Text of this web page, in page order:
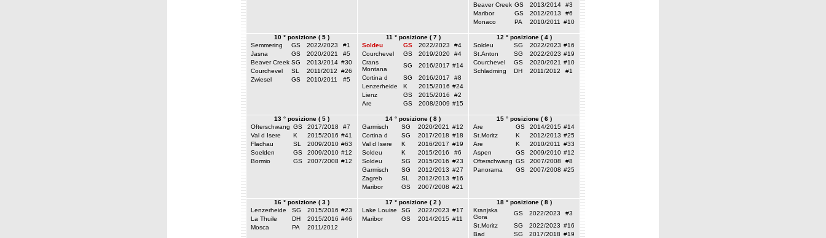
Beaver Creek GS 2013/2014
#3
Maribor
GS 2012/2013
#6
Monaco
PA 2010/2011 #10
10 ° posizione ( 5 )
Semmering
GS 2022/2023
#1
Jasna
GS 2020/2021
#5
Beaver Creek SG 2013/2014 #30
Courchevel
SL 2011/2012
#26
Zwiesel
GS 2010/2011 #5
11 ° posizione ( 7 )
Soldeu
GS 2022/2023
#4
Courchevel
GS 2019/2020
#4
Crans
Montana
SG 2016/2017 #14
Cortina d
SG 2016/2017
#8
Lenzerheide
K 2015/2016 #24
Lienz
GS 2015/2016
#2
Are
GS 2008/2009 #15
12 ° posizione ( 4 )
Soldeu
SG 2022/2023 #16
St.Anton
SG 2022/2023 #19
Courchevel
GS 2020/2021 #10
Schladming
DH 2011/2012 #1
13 ° posizione ( 5 )
Ofterschwang GS 2017/2018
#7
Val d Isere
K 2015/2016 #41
Flachau
SL 2009/2010 #63
Soelden
GS 2009/2010 #12
Bormio
GS 2007/2008 #12
14 ° posizione ( 8 )
Garmisch
SG 2020/2021
#12
Cortina d
SG 2017/2018 #18
Val d Isere
K 2016/2017 #19
Soldeu
K 2015/2016
#6
Soldeu
SG 2015/2016 #23
Garmisch
SG 2012/2013 #27
Zagreb
SL 2012/2013 #16
Maribor
GS 2007/2008 #21
15 ° posizione ( 6 )
Are
GS 2014/2015 #14
St.Moritz
K 2012/2013 #25
Are
K 2010/2011
#33
Aspen
GS 2009/2010 #12
Ofterschwang GS 2007/2008
#8
Panorama
GS 2007/2008 #25
16 ° posizione ( 3 )
Lenzerheide
SG 2015/2016 #23
La Thuile
DH 2015/2016 #46
Mosca
PA 2011/2012
17 ° posizione ( 2 )
Lake Louise
SG 2022/2023 #17
Maribor
GS 2014/2015 #11
18 ° posizione ( 8 )
Kranjska
Gora
GS 2022/2023
#3
St.Moritz
SG 2022/2023 #16
Bad
SG 2017/2018 #19